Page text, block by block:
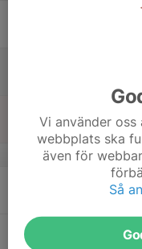
20
Vi använder
webbplats ska
även för
Så